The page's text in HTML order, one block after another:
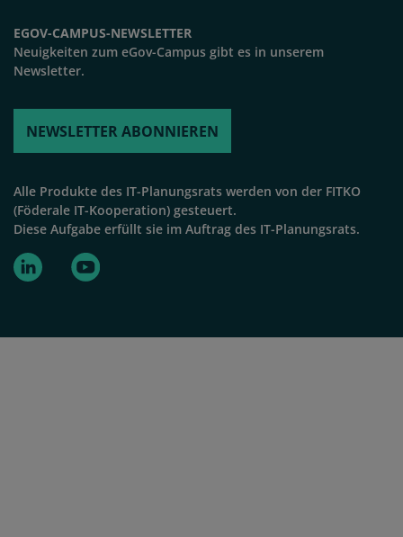
EGOV-CAMPUS-NEWSLETTER
Neuigkeiten zum eGov-Campus gibt es in unserem
Newsletter.
NEWSLETTER ABONNIEREN
Alle Produkte des IT-Planungsrats werden von der FITKO
(Föderale IT-Kooperation) gesteuert.
Diese Aufgabe erfüllt sie im Auftrag des IT-Planungsrats.